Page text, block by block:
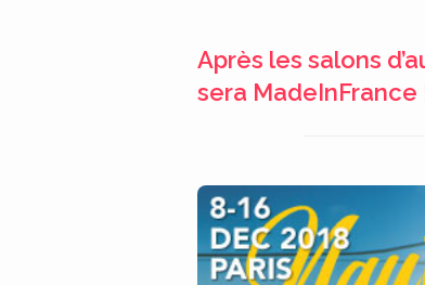
Après les salons
sera MadeInFrance